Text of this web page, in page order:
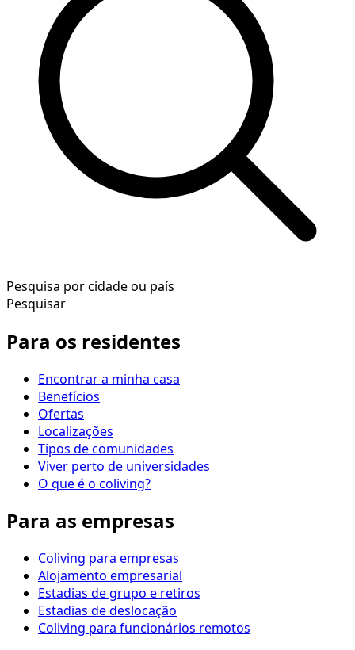
Pesquisa por cidade ou país
Pesquisar
Para os residentes
Encontrar a minha casa
Benefícios
Ofertas
Localizações
Tipos de comunidades
Viver perto de universidades
O que é o coliving?
Para as empresas
Coliving para empresas
Alojamento empresarial
Estadias de grupo e retiros
Estadias de deslocação
Coliving para funcionários remotos